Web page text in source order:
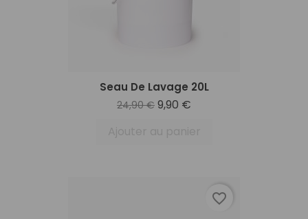
Seau De Lavage 20L
24,90 € 9,90 €
favorite_border